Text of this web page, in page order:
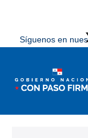
Síguenos en